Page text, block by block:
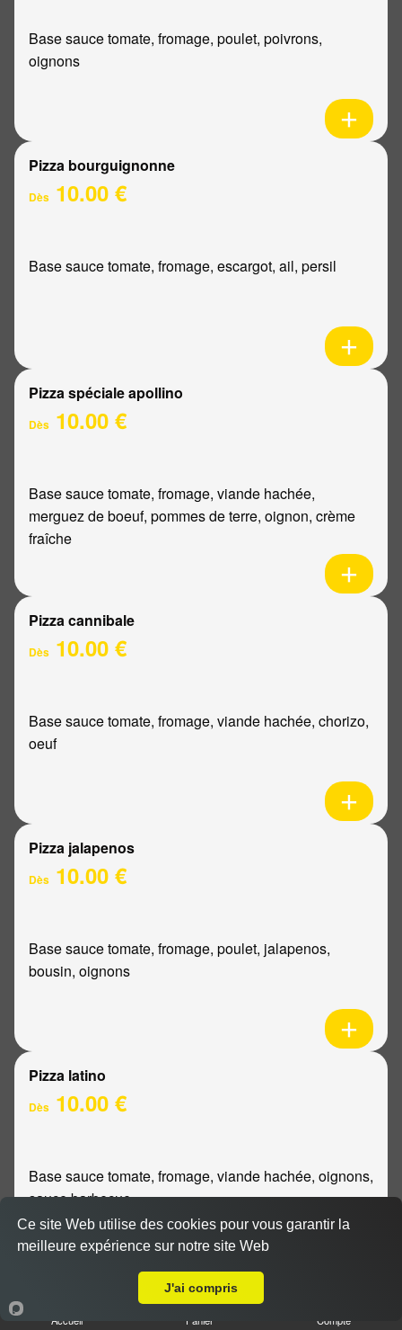
Base sauce tomate, fromage, poulet, poivrons,
oignons
Pizza bourguignonne
Dès 10.00 €
Base sauce tomate, fromage, escargot, ail, persil
Pizza spéciale apollino
Dès 10.00 €
Base sauce tomate, fromage, viande hachée,
merguez de boeuf, pommes de terre, oignon, crème
fraîche
Pizza cannibale
Dès 10.00 €
Base sauce tomate, fromage, viande hachée, chorizo,
oeuf
Pizza jalapenos
Dès 10.00 €
Base sauce tomate, fromage, poulet, jalapenos,
bousin, oignons
Pizza latino
Dès 10.00 €
Base sauce tomate, fromage, viande hachée, oignons,
sauce barbecue
Accueil Panier Compte
Ce site Web utilise des cookies pour vous garantir la
meilleure expérience sur notre site Web
J'ai compris